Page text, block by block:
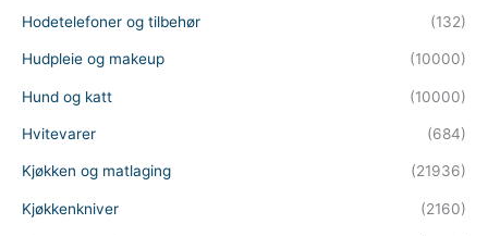
Hodetelefoner og tilbehør (132)
Hudpleie og makeup (10000)
Hund og katt (10000)
Hvitevarer (684)
Kjøkken og matlaging (21936)
Kjøkkenkniver (2160)